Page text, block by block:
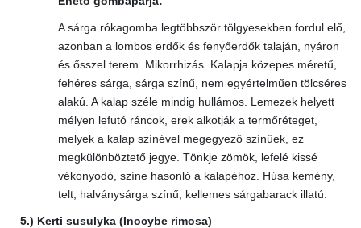
A sárga rókagomba legtöbbször tölgyesekben fordul elő,
azonban a lombos erdők és fenyőerdők talaján, nyáron
és ősszel terem. Mikorrhizás. Kalapja közepes méretű,
fehéres sárga, sárga színű, nem egyértelműen tölcséres
alakú. A kalap széle mindig hullámos. Lemezek helyett
mélyen lefutó ráncok, erek alkotják a termőréteget,
melyek a kalap színével megegyező színűek, ez
megkülönböztető jegye. Tönkje zömök, lefelé kissé
vékonyodó, színe hasonló a kalapéhoz. Húsa kemény,
telt, halványsárga színű, kellemes sárgabarack illatú.
5.) Kerti susulyka (Inocybe rimosa)